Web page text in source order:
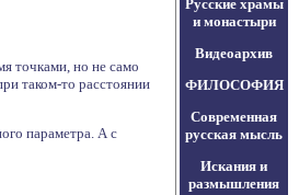
точками, но не само
таком-то расстоянии
параметра. А с
Русские храмы
и монастыри
Видеоархив
ФИЛОСОФИЯ
Современная
русская мысль
Искания и
размышления